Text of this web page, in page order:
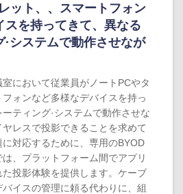
ット、、スマートフォン
スを持ってきて、異なる
·システムで動作させなが
において従業員がノートPCやタ
ォンなど多様なデバイスを持っ
ティング·システムで動作させな
レスで投影できることを求めて
対応するために、専用のBYOD
、プラットフォーム間でアプリ
投影体験を提供します。ケーブ
イスの管理に頼る代わりに、組